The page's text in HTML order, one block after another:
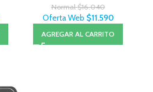
Normal$16.040
Oferta Web $11.590
AGREGAR AL CARRITO